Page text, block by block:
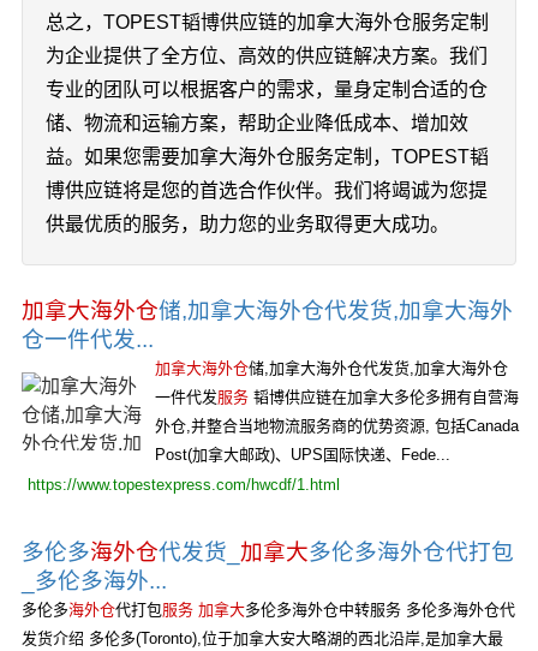
总之，TOPEST韬博供应链的加拿大海外仓服务定制
为企业提供了全方位、高效的供应链解决方案。我们
专业的团队可以根据客户的需求，量身定制合适的仓
储、物流和运输方案，帮助企业降低成本、增加效
益。如果您需要加拿大海外仓服务定制，TOPEST韬
博供应链将是您的首选合作伙伴。我们将竭诚为您提
供最优质的服务，助力您的业务取得更大成功。
加拿大海外仓储,加拿大海外仓代发货,加拿大海外
仓一件代发...
加拿大海外仓储,加拿大海外仓代发货,加拿大海外仓
一件代发服务韬博供应链在加拿大多伦多拥有自营海
外仓,并整合当地物流服务商的优势资源, 包括Canada
Post(加拿大邮政)、UPS国际快递、Fede...
https://www.topestexpress.com/hwcdf/1.html
多伦多海外仓代发货_ 加拿大多伦多海外仓代打包
_多伦多海外...
多伦多海外仓代打包服务 加拿大多伦多海外仓中转服务 多伦多海外仓代
发货介绍 多伦多(Toronto),位于加拿大安大略湖的西北沿岸,是加拿大最